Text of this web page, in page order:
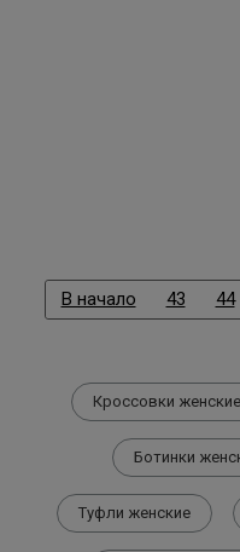
В начало 43 44
Кроссовки женские
Ботинки
Туфли женские